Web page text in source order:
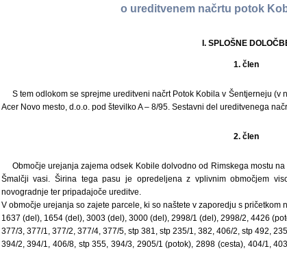
o ureditvenem načrtu potok
I. SPLOŠNE
1. člen
S tem odlokom se sprejme ureditveni načrt Potok Kobila v Šentjerneju
Acer Novo mesto, d.o.o. pod številko A – 8/95. Sestavni del ureditvenega
2. člen
Območje urejanja zajema odsek Kobile dolvodno od Rimskega mostu
Šmalčji vasi. Širina tega pasu je opredeljena z vplivnim območjem
novogradnje ter pripadajoče ureditve.
V območje urejanja so zajete parcele, ki so naštete v zaporedju s pričetkom
1637 (del), 1654 (del), 3003 (del), 3000 (del), 2998/1 (del), 2998/2, 4426
377/3, 377/1, 377/2, 377/4, 377/5, stp 381, stp 235/1, 382, 406/2, stp 492,
394/2, 394/1, 406/8, stp 355, 394/3, 2905/1 (potok), 2898 (cesta), 404/1,